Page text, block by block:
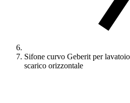
Sifone curvo Geberit per
scarico orizzontale